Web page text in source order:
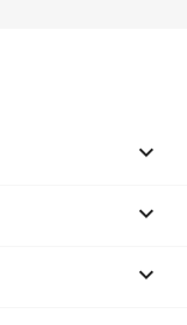


